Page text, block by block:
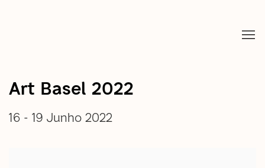
Art Basel 2022
16 - 19 Junho 2022